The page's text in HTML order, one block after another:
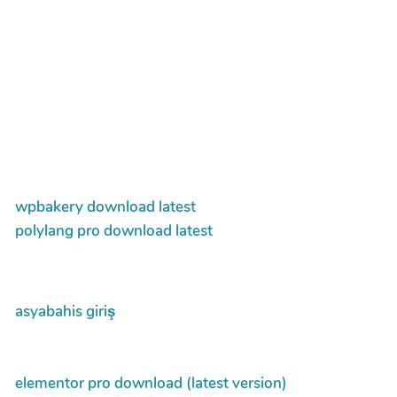
wpbakery download latest
polylang pro download latest
asyabahis giriş
elementor pro download (latest version)